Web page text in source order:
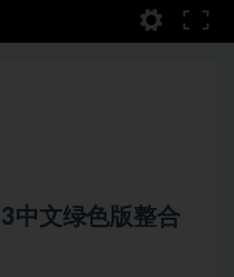
中文绿色版整合